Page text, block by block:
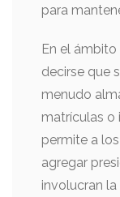
para
En el
decirse que
menudo
matrículas o
permite a
agregar
involucran